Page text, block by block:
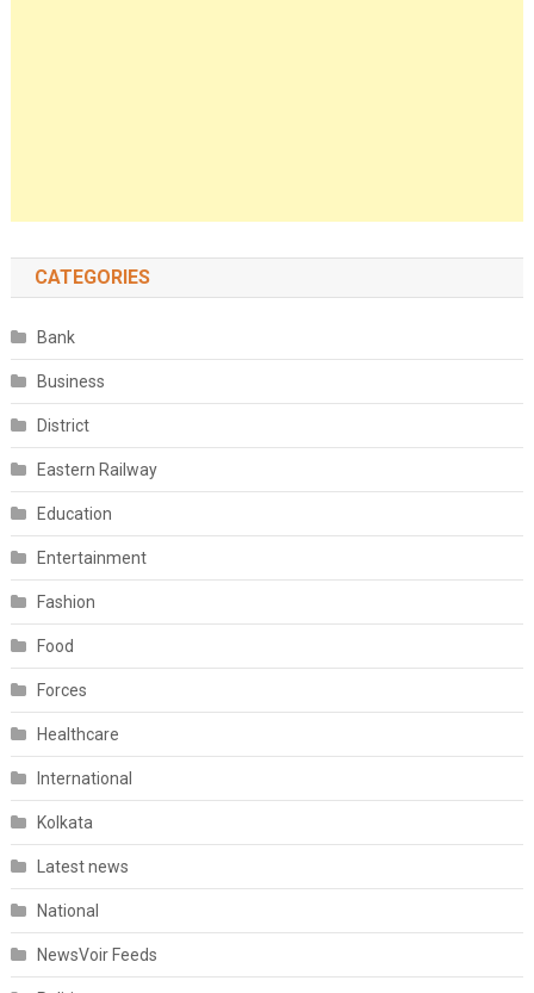
CATEGORIES
Bank
Business
District
Eastern Railway
Education
Entertainment
Fashion
Food
Forces
Healthcare
International
Kolkata
Latest news
National
NewsVoir Feeds